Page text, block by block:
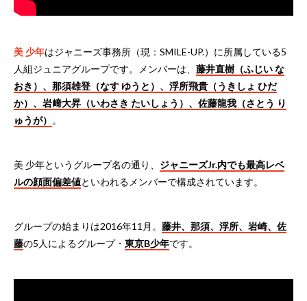
美 少年はジャニーズ事務所（現：SMILE-UP.）に所属している5
人組ジュニアグループです。メンバーは、 藤井直樹（ふじい な
おき）、那須雄登（なす ゆうと）、浮所飛貴（うきしょ ひだ
か）、岩﨑大昇（いわさき たいしょう）、佐藤龍我（さとう り
ゅうが） 。
美 少年というグループ名の通り、 ジャニーズJr.内でも最高レベ
ルの顔面偏差値といわれるメンバーで構成されています。
グループの始まりは2016年11月。 藤井、那須、浮所、岩崎、佐
藤の5人によるグループ・ 東京B少年です。